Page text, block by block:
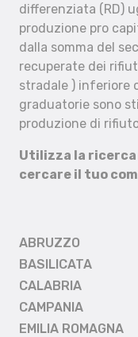
differenziata (RD)
produzione pro
dalla somma del
recuperate dei
stradale ) inferiore
graduatorie sono
produzione di
Utilizza la ricerca
cercare il tuo
ABRUZZO
BASILICATA
CALABRIA
CAMPANIA
EMILIA ROMAGNA